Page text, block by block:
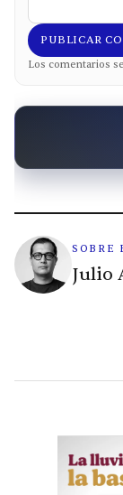
PUBLICAR
Los comentarios
SOBRE
Julio